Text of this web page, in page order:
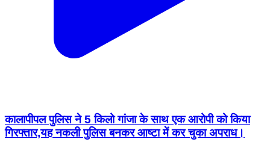
कालापीपल पुलिस ने 5 किलो गांजा के साथ एक आरोपी को किया
गिरफ्तार,यह नकली पुलिस बनकर आष्टा में कर चुका अपराध।